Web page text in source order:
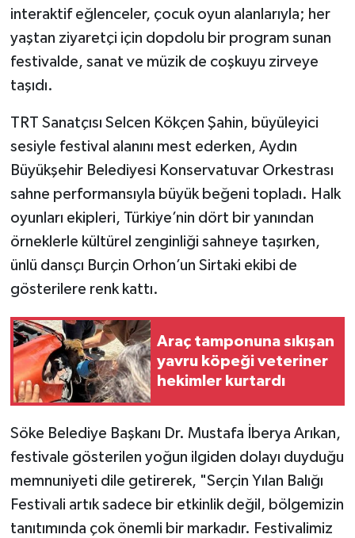
interaktif eğlenceler, çocuk oyun alanlarıyla; her
yaştan ziyaretçi için dopdolu bir program sunan
festivalde, sanat ve müzik de coşkuyu zirveye
taşıdı.
TRT Sanatçısı Selcen Kökçen Şahin, büyüleyici
sesiyle festival alanını mest ederken, Aydın
Büyükşehir Belediyesi Konservatuvar Orkestrası
sahne performansıyla büyük beğeni topladı. Halk
oyunları ekipleri, Türkiye’nin dört bir yanından
örneklerle kültürel zenginliği sahneye taşırken,
ünlü dansçı Burçin Orhon’un Sirtaki ekibi de
gösterilere renk kattı.
Araç tamponuna sıkışan
yavru köpeği veteriner
hekimler kurtardı
Söke Belediye Başkanı Dr. Mustafa İberya Arıkan,
festivale gösterilen yoğun ilgiden dolayı duyduğu
memnuniyeti dile getirerek, "Serçin Yılan Balığı
Festivali artık sadece bir etkinlik değil, bölgemizin
tanıtımında çok önemli bir markadır. Festivalimiz